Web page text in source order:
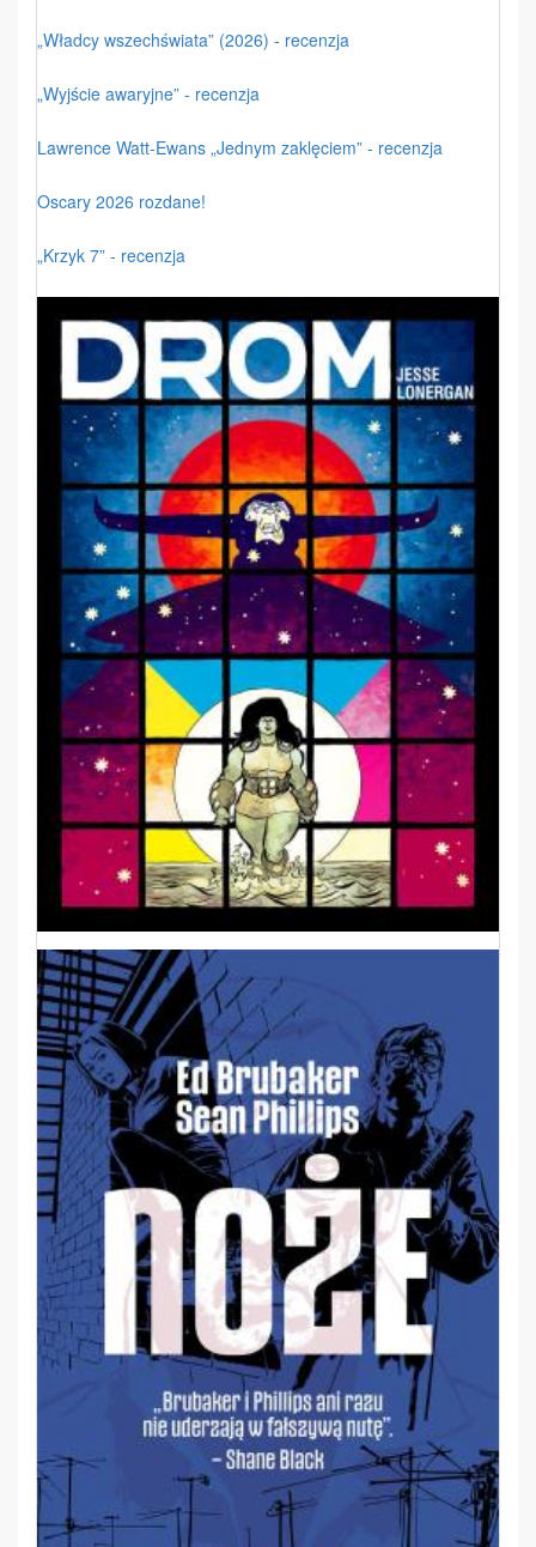
„Władcy wszechświata” (2026) - recenzja
„Wyjście awaryjne” - recenzja
Lawrence Watt-Ewans „Jednym zaklęciem” - recenzja
Oscary 2026 rozdane!
„Krzyk 7” - recenzja